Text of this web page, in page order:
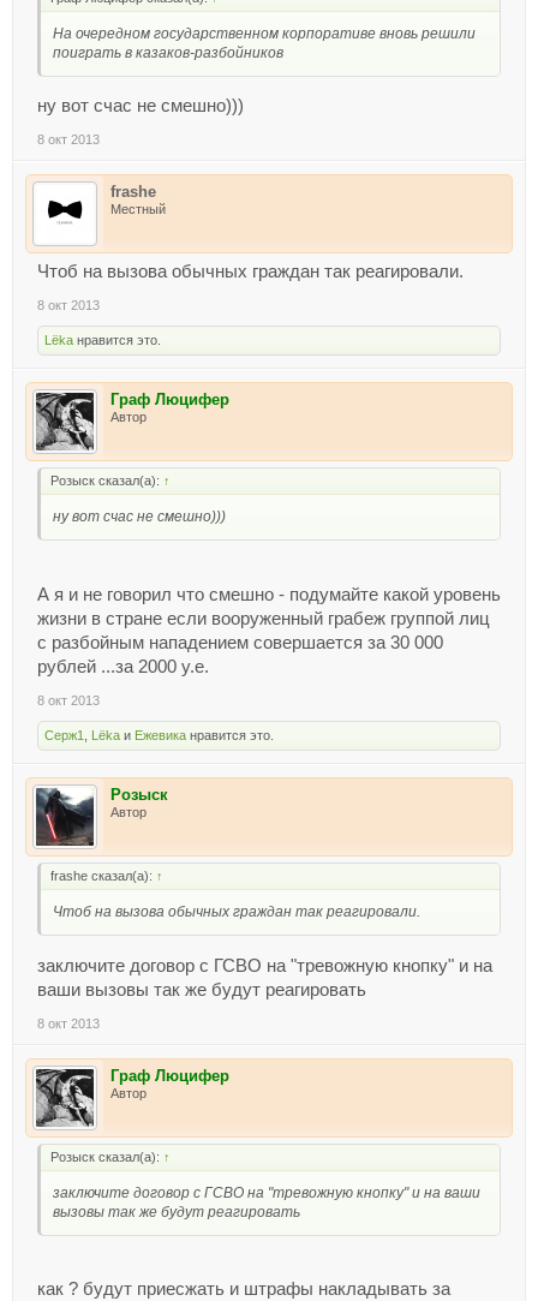
На очередном государственном корпоративе вновь решили
поиграть в казаков-разбойников
ну вот счас не смешно)))
8 окт 2013
frashe
Местный
Чтоб на вызова обычных граждан так реагировали.
8 окт 2013
Lёka нравится это.
Граф Люцифер
Автор
Розыск сказал(а): ↑
ну вот счас не смешно)))
А я и не говорил что смешно - подумайте какой уровень
жизни в стране если вооруженный грабеж группой лиц
с разбойным нападением совершается за 30 000
рублей ...за 2000 у.е.
8 окт 2013
Серж1 Lёka и Ежевика нравится это.
Розыск
Автор
frashe сказал(а): ↑
Чтоб на вызова обычных граждан так реагировали.
заключите договор с ГСВО на "тревожную кнопку" и на
ваши вызовы так же будут реагировать
8 окт 2013
Граф Люцифер
Автор
Розыск сказал(а): ↑
заключите договор с ГСВО на "тревожную кнопку" и на ваши
вызовы так же будут реагировать
как ? будут приесжать и штрафы накладывать за